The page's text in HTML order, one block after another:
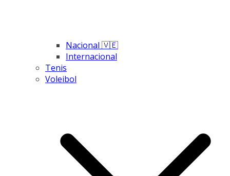
Nacional 🇻🇪
Internacional
Tenis
Voleibol